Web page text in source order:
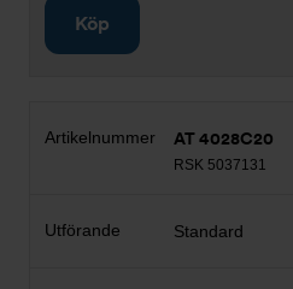
Köp
AT 4028C20
RSK 5037131
Standard